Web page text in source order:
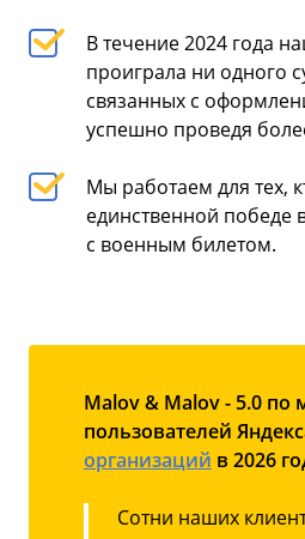
В течение 2024 года
проиграла ни одного
связанных с
успешно проведя
Мы работаем для тех,
единственной победе
с военным билетом.
Malov & Malov - 5.0 по
пользователей
организаций в 2026
Сотни наших